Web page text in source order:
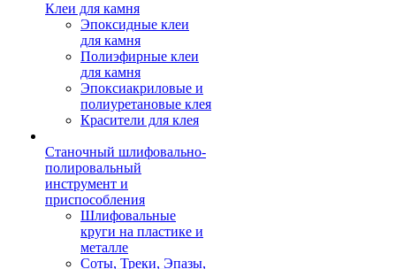
Клеи для камня
Эпоксидные клеи
для камня
Полиэфирные клеи
для камня
Эпоксиакриловые и
полиуретановые клея
Красители для клея
Станочный шлифовально-
полировальный
инструмент и
приспособления
Шлифовальные
круги на пластике и
металле
Соты, Треки, Эпазы,